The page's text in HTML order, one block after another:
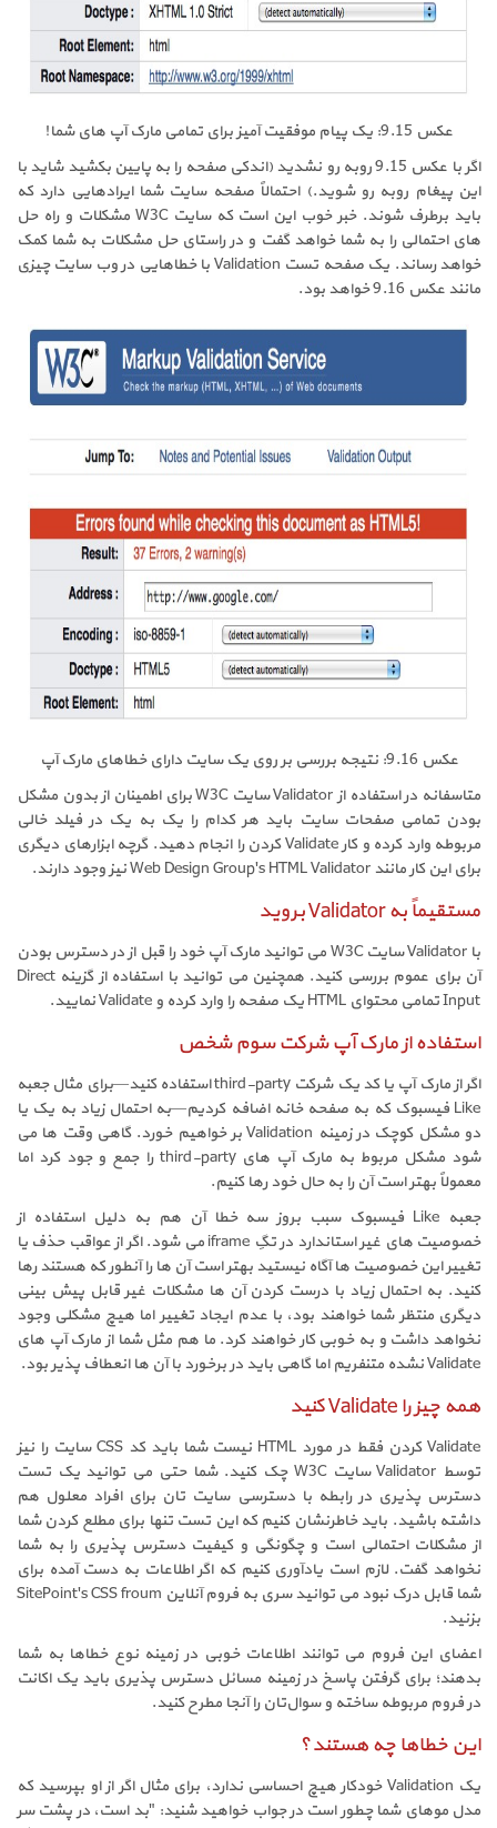
عکس 9.15: یک پیام موفقیت آمیز برای تمامی مارک آپ های شما!
اگر با عکس 9.15 روبه رو نشدید (اندکی صفحه را به پایین بکشید شاید با
این پیغام روبه رو شوید.) احتمالاً صفحه سایت شما ایرادهایی دارد که
باید برطرف شوند. خبر خوب این است که سایت W3C مشکلات و راه حل
های احتمالی را به شما خواهد گفت و در راستای حل مشکلات به شما کمک
خواهد رساند. یک صفحه تست Validation با خطاهایی در وب سایت چیزی
مانند عکس 9.16 خواهد بود.
عکس 9.16: نتیجه بررسی بر روی یک سایت دارای خطاهای مارک آپ
متاسفانه در استفاده از Validator سایت W3C برای اطمینان از بدون مشکل
بودن تمامی صفحات سایت باید هر کدام را یک به یک در فیلد خالی
مربوطه وارد کرده و کار Validate کردن را انجام دهید. گرچه ابزارهای دیگری
برای این کار مانند Web Design Group's HTML Validator نیز وجود دارند.
مستقیماً به Validator بروید
با Validator سایت W3C می توانید مارک آپ خود را قبل از در دسترس بودن
آن برای عموم بررسی کنید. همچنین می توانید با استفاده از گزینه Direct
Input تمامی محتوای HTML یک صفحه را وارد کرده و Validate نمایید.
استفاده از مارک آپ شرکت سوم شخص
اگر از مارک آپ یا کد یک شرکت third-party استفاده کنید—برای مثال جعبه
Like فیسبوک که به صفحه خانه اضافه کردیم—به احتمال زیاد به یک یا
دو مشکل کوچک در زمینه Validation بر خواهیم خورد. گاهی وقت ها می
شود مشکل مربوط به مارک آپ های third-party را جمع و جود کرد اما
معمولاً بهتر است آن را به حال خود رها کنیم.
جعبه Like فیسبوک سبب بروز سه خطا آن هم به دلیل استفاده از
خصوصیت های غیر استاندارد در تگِ iframe می شود. اگر از عواقب حذف یا
تغییر این خصوصیت ها آگاه نیستید بهتر است آن ها را آنطور که هستند رها
کنید. به احتمال زیاد با درست کردن آن ها مشکلات غیر قابل پیش بینی
دیگری منتظر شما خواهند بود، با عدم ایجاد تغییر اما هیچ مشکلی وجود
نخواهد داشت و به خوبی کار خواهند کرد. ما هم مثل شما از مارک آپ های
Validate نشده متنفریم اما گاهی باید در برخورد با آن ها انعطاف پذیر بود.
همه چیز را Validate کنید
Validate کردن فقط در مورد HTML نیست شما باید کد CSS سایت را نیز
توسط Validator سایت W3C چک کنید. شما حتی می توانید یک تست
دسترس پذیری در رابطه با دسترسی سایت تان برای افراد معلول هم
داشته باشید. باید خاطرنشان کنیم که این تست تنها برای مطلع کردن شما
از مشکلات احتمالی است و چگونگی و کیفیت دسترس پذیری را به شما
نخواهد گفت. لازم است یادآوری کنیم که اگر اطلاعات به دست آمده برای
شما قابل درک نبود می توانید سری به فروم آنلاین SitePoint's CSS froum
بزنید.
اعضای این فروم می توانند اطلاعات خوبی در زمینه نوع خطاها به شما
بدهند؛ برای گرفتن پاسخ در زمینه مسائل دسترس پذیری باید یک اکانت
در فروم مربوطه ساخته و سوال‌تان را آنجا مطرح کنید.
این خطاها چه هستند؟
یک Validation خودکار هیچ احساسی ندارد، برای مثال اگر از او بپرسید که
مدل موهای شما چطور است در جواب خواهید شنید: "بد است، در پشت سر